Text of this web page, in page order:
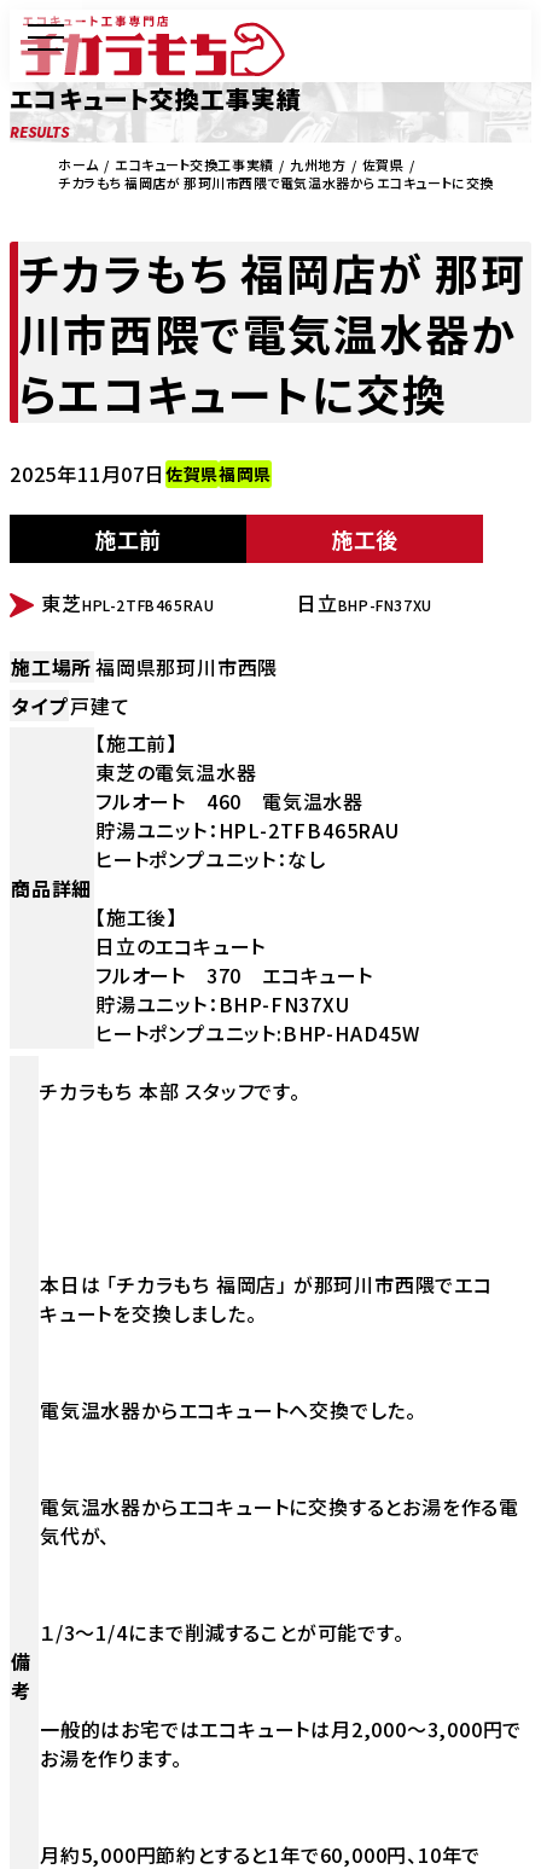
エコキュート交換工事実績
RESULTS
ホーム エコキュート交換工事実績 九州地方
佐賀県
チカラもち 福岡店が 那珂川市西隈で電気温水器からエコキュートに交換
チカラもち 福岡店が 那珂
川市西隈で電気温水器か
らエコキュートに交換
2025年11月07日 佐賀県福岡県
施工前
BEFORE
東芝HPL-2TFB465RAU
施工後
AFTER
日立BHP-FN37XU
施工場所福岡県那珂川市西隈
タイプ戸建て
商品詳細
【施工前】
東芝の電気温水器
フルオート 460 電気温水器
貯湯ユニット：HPL-2TFB465RAU
ヒートポンプユニット：なし
【施工後】
日立のエコキュート
フルオート 370 エコキュート
貯湯ユニット：BHP-FN37XU
ヒートポンプユニット:BHP-HAD45W
備
考
チカラもち 本部 スタッフです。
本日は 「チカラもち 福岡店」 が那珂川市西隈でエコ
キュートを交換しました。
電気温水器からエコキュートへ交換でした。
電気温水器からエコキュートに交換するとお湯を作る電
気代が、
１/3～1/4にまで削減することが可能です。
一般的はお宅ではエコキュートは月2,000～3,000円で
お湯を作ります。
月約5,000円節約とすると1年で60,000円、10年で